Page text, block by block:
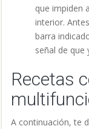
que impiden
interior.
barra
señal de que
Recetas
A continuación, te